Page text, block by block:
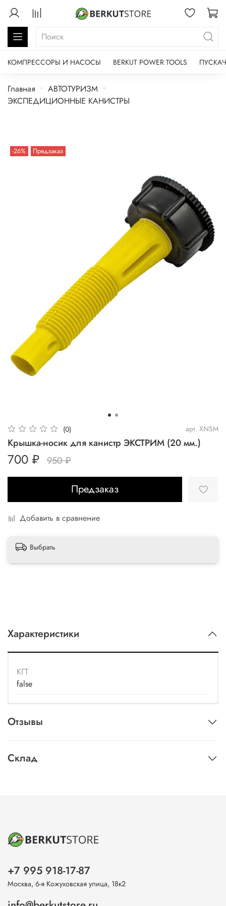
КОМПРЕССОРЫ И НАСОСЫ BERKUT POWER TOOLS
Главная
АВТОТУРИЗМ
ЭКСПЕДИЦИОННЫЕ КАНИСТРЫ
-26% Предзаказ
(0) арт. XNSM
Крышка-носик для канистр ЭКСТРИМ (20 мм.)
700 ₽ 950 ₽
Предзаказ
Добавить в сравнение
Выбрать
Характеристики
КГТ
false
Отзывы
Склад
+7 995 918-17-87
Москва, 6-я Кожуховская улица, 18к2